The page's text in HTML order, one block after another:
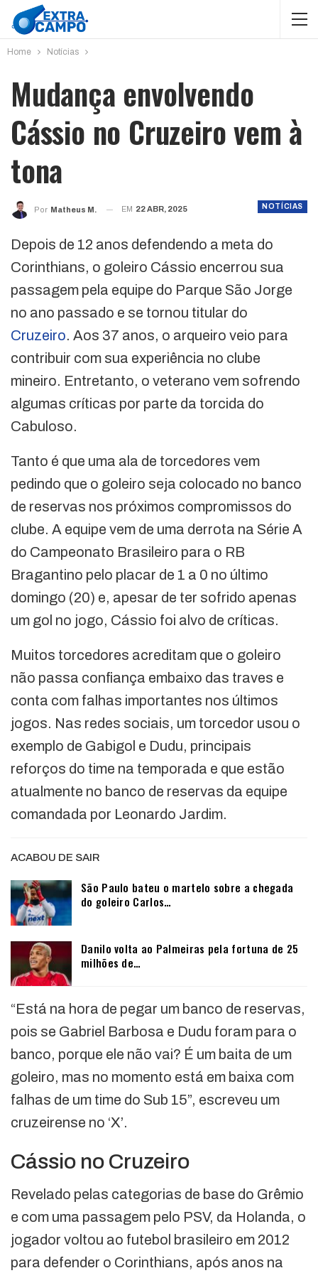
Home Notícias
Mudança envolvendo
Cássio no Cruzeiro vem à
tona
NOTÍCIAS
Por Matheus M. EM 22 ABR, 2025
Depois de 12 anos defendendo a meta do
Corinthians, o goleiro Cássio encerrou sua
passagem pela equipe do Parque São Jorge
no ano passado e se tornou titular do
Cruzeiro. Aos 37 anos, o arqueiro veio para
contribuir com sua experiência no clube
mineiro. Entretanto, o veterano vem sofrendo
algumas críticas por parte da torcida do
Cabuloso.
Tanto é que uma ala de torcedores vem
pedindo que o goleiro seja colocado no banco
de reservas nos próximos compromissos do
clube. A equipe vem de uma derrota na Série A
do Campeonato Brasileiro para o RB
Bragantino pelo placar de 1 a 0 no último
domingo (20) e, apesar de ter sofrido apenas
um gol no jogo, Cássio foi alvo de críticas.
Muitos torcedores acreditam que o goleiro
não passa confiança embaixo das traves e
conta com falhas importantes nos últimos
jogos. Nas redes sociais, um torcedor usou o
exemplo de Gabigol e Dudu, principais
reforços do time na temporada e que estão
atualmente no banco de reservas da equipe
comandada por Leonardo Jardim.
ACABOU DE SAIR
São Paulo bateu o martelo sobre a chegada
do goleiro Carlos…
Danilo volta ao Palmeiras pela fortuna de 25
milhões de…
“Está na hora de pegar um banco de reservas,
pois se Gabriel Barbosa e Dudu foram para o
banco, porque ele não vai? É um baita de um
goleiro, mas no momento está em baixa com
falhas de um time do Sub 15”, escreveu um
cruzeirense no ‘X’.
Cássio no Cruzeiro
Revelado pelas categorias de base do Grêmio
e com uma passagem pelo PSV, da Holanda, o
jogador voltou ao futebol brasileiro em 2012
para defender o Corinthians, após anos na